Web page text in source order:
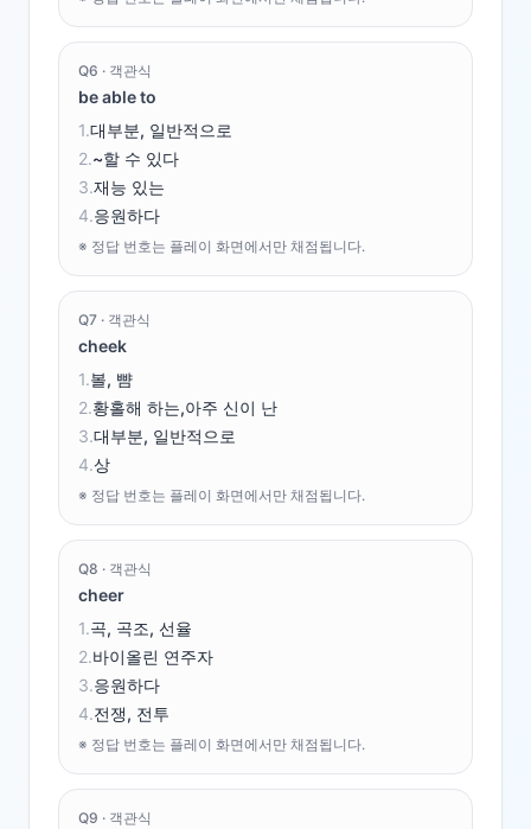
Q6 · 객관식
be able to
1.대부분, 일반적으로
2.~할 수 있다
3.재능 있는
4.응원하다
※ 정답 번호는 플레이 화면에서만 채점됩니다.
Q7 · 객관식
cheek
1.볼, 뺨
2.황홀해 하는,아주 신이 난
3.대부분, 일반적으로
4.상
※ 정답 번호는 플레이 화면에서만 채점됩니다.
Q8 · 객관식
cheer
1.곡, 곡조, 선율
2.바이올린 연주자
3.응원하다
4.전쟁, 전투
※ 정답 번호는 플레이 화면에서만 채점됩니다.
Q9 · 객관식